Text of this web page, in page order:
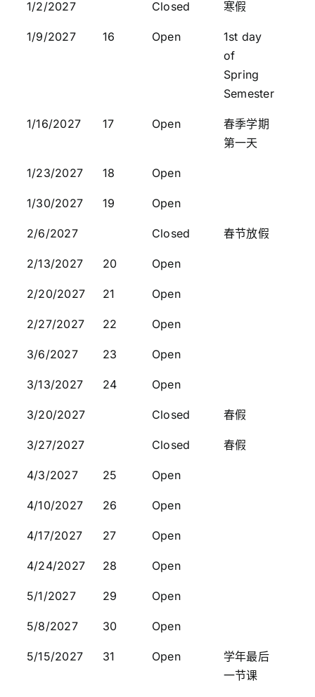
1/2/2027 Closed 寒假
1/9/2027 16 Open
1st day
of
Spring
Semester
1/16/2027 17 Open
春季学期
第一天
1/23/2027 18 Open
1/30/2027 19 Open
2/6/2027 Closed 春节放假
2/13/2027 20 Open
2/20/2027 21 Open
2/27/2027 22 Open
3/6/2027 23 Open
3/13/2027 24 Open
3/20/2027 Closed 春假
3/27/2027 Closed 春假
4/3/2027 25 Open
4/10/2027 26 Open
4/17/2027 27 Open
4/24/2027 28 Open
5/1/2027 29 Open
5/8/2027 30 Open
5/15/2027 31 Open
学年最后
一节课